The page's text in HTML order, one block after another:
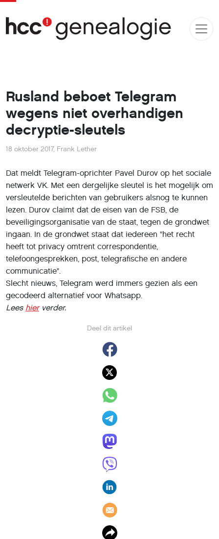
Rusland beboet Telegram
wegens niet overhandigen
decryptie-sleutels
Deel dit artikel
18 oktober 2017, Frank Lether
Dat meldt Telegram-oprichter Pavel Durov op het sociale
netwerk VK. Met een dergelijke sleutel is het mogelijk om
versleutelde berichten van gebruikers alsnog te kunnen
lezen. Durov claimt dat de eisen van de FSB, de
beveiligingsorganisatie van de staat, tegen de grondwet
ingaan. In de grondwet staat dat iedereen "het recht
heeft tot privacy omtrent correspondentie,
telefoongesprekken, post, telegrafische en andere
communicatie".
Slecht nieuws, Telegram werd immers gezien als een
gecodeerd alternatief voor Whatsapp.
Lees hierverder.